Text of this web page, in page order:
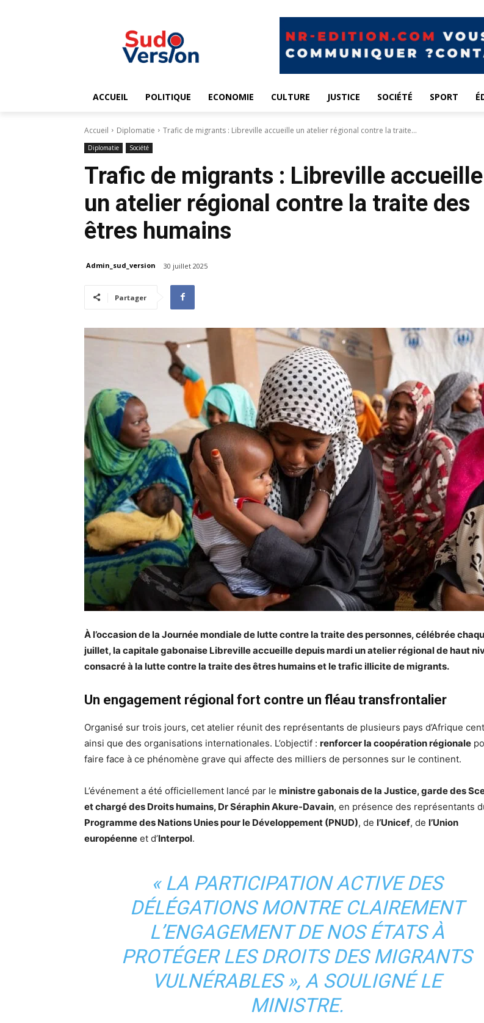
ACCUEIL POLITIQUE ECONOMIE CULTURE JUSTICE SOCIÉTÉ SPORT
Accueil Diplomatie Trafic de migrants : Libreville accueille un atelier régional contre la traite...
Diplomatie Société
Trafic de migrants : Libreville accueille
un atelier régional contre la traite des
êtres humains
Admin_sud_version 30 juillet 2025
Partager
À l’occasion de la Journée mondiale de lutte contre la traite des personnes, célébrée
juillet, la capitale gabonaise Libreville accueille depuis mardi un atelier régional de haut
consacré à la lutte contre la traite des êtres humains et le trafic illicite de migrants.
Un engagement régional fort contre un fléau transfrontalier
Organisé sur trois jours, cet atelier réunit des représentants de plusieurs pays d’Afrique
ainsi que des organisations internationales. L’objectif : renforcer la coopération régionale
faire face à ce phénomène grave qui affecte des milliers de personnes sur le continent.
L’événement a été officiellement lancé par le ministre gabonais de la Justice, garde des
et chargé des Droits humains, Dr Séraphin Akure-Davain, en présence des représentants
Programme des Nations Unies pour le Développement (PNUD), de l’Unicef, de l’Union
européenne et d’Interpol.
« LA PARTICIPATION ACTIVE DES
DÉLÉGATIONS MONTRE CLAIREMENT
L’ENGAGEMENT DE NOS ÉTATS À
PROTÉGER LES DROITS DES MIGRANTS
VULNÉRABLES », A SOULIGNÉ LE
MINISTRE.